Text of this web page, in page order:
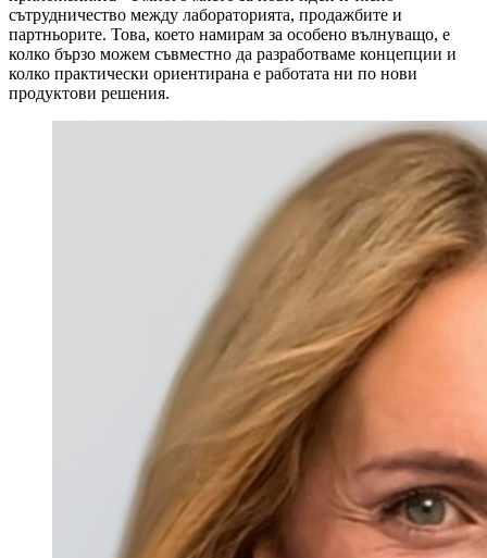
сътрудничество между лабораторията, продажбите и
партньорите. Това, което намирам за особено вълнуващо, е
колко бързо можем съвместно да разработваме концепции и
колко практически ориентирана е работата ни по нови
продуктови решения.